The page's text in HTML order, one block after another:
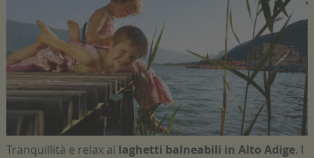
Tranquillità e relax ai laghetti balneabili in Alto Adige. I